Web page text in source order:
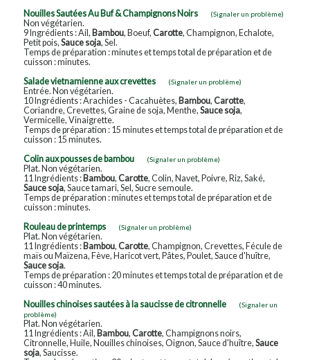
Nouilles Sautées Au Buf & Champignons Noirs
(Signaler un problème)
Non végétarien.
9 Ingrédients : Ail, Bambou, Boeuf, Carotte, Champignon, Echalote,
Petit pois, Sauce soja, Sel.
Temps de préparation : minutes et temps total de préparation et de
cuisson : minutes.
Salade vietnamienne aux crevettes
(Signaler un problème)
Entrée. Non végétarien.
10 Ingrédients : Arachides - Cacahuètes, Bambou, Carotte,
Coriandre, Crevettes, Graine de soja, Menthe, Sauce soja,
Vermicelle, Vinaigrette.
Temps de préparation : 15 minutes et temps total de préparation et de
cuisson : 15 minutes.
Colin aux pousses de bambou
(Signaler un problème)
Plat. Non végétarien.
11 Ingrédients : Bambou, Carotte, Colin, Navet, Poivre, Riz, Saké,
Sauce soja, Sauce tamari, Sel, Sucre semoule.
Temps de préparation : minutes et temps total de préparation et de
cuisson : minutes.
Rouleau de printemps
(Signaler un problème)
Plat. Non végétarien.
11 Ingrédients : Bambou, Carotte, Champignon, Crevettes, Fécule de
maïs ou Maïzena, Fève, Haricot vert, Pâtes, Poulet, Sauce d'huître,
Sauce soja.
Temps de préparation : 20 minutes et temps total de préparation et de
cuisson : 40 minutes.
Nouilles chinoises sautées à la saucisse de citronnelle
(Signaler un
problème)
Plat. Non végétarien.
11 Ingrédients : Ail, Bambou, Carotte, Champignons noirs,
Citronnelle, Huile, Nouilles chinoises, Oignon, Sauce d'huître, Sauce
soja, Saucisse.